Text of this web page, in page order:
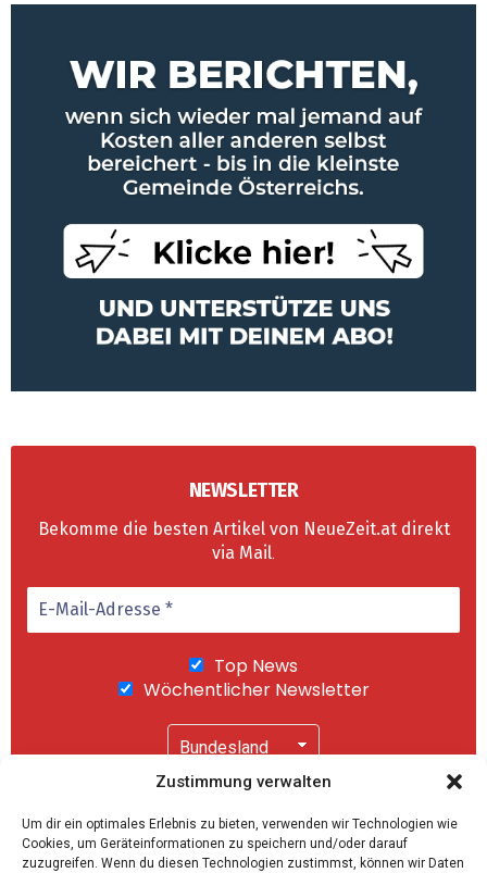
Zustimmung verwalten
Um dir ein optimales Erlebnis zu bieten, verwenden wir Technologien wie
Cookies, um Geräteinformationen zu speichern und/oder darauf
zuzugreifen. Wenn du diesen Technologien zustimmst, können wir Daten
NEWSLETTER
Bekomme die besten Artikel von NeueZeit.at direkt
via Mail.
Top News
Wöchentlicher Newsletter
"Abonnieren" akzeptierst Du unsere
Datenschutzerklärung.